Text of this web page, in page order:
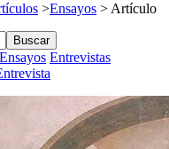
>Ensayos > Artículo
Buscar
Ensayos Entrevistas